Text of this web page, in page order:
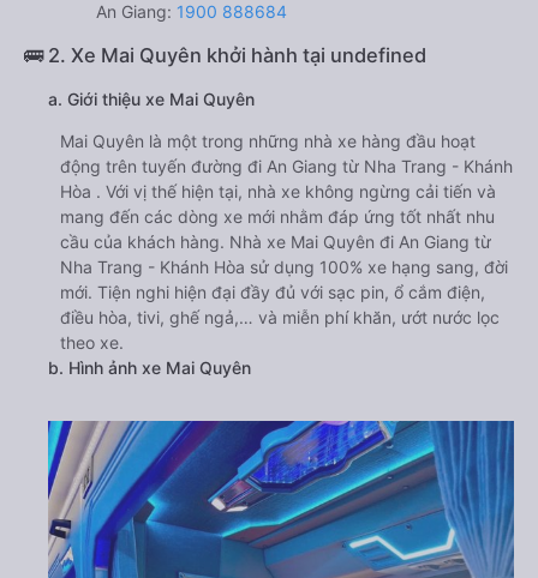
An Giang: 1900 888684
🚌 2. Xe Mai Quyên khởi hành tại undefined
a. Giới thiệu xe Mai Quyên
Mai Quyên là một trong những nhà xe hàng đầu hoạt
động trên tuyến đường đi An Giang từ Nha Trang - Khánh
Hòa . Với vị thế hiện tại, nhà xe không ngừng cải tiến và
mang đến các dòng xe mới nhằm đáp ứng tốt nhất nhu
cầu của khách hàng. Nhà xe Mai Quyên đi An Giang từ
Nha Trang - Khánh Hòa sử dụng 100% xe hạng sang, đời
mới. Tiện nghi hiện đại đầy đủ với sạc pin, ổ cắm điện,
điều hòa, tivi, ghế ngả,… và miễn phí khăn, ướt nước lọc
theo xe.
b. Hình ảnh xe Mai Quyên